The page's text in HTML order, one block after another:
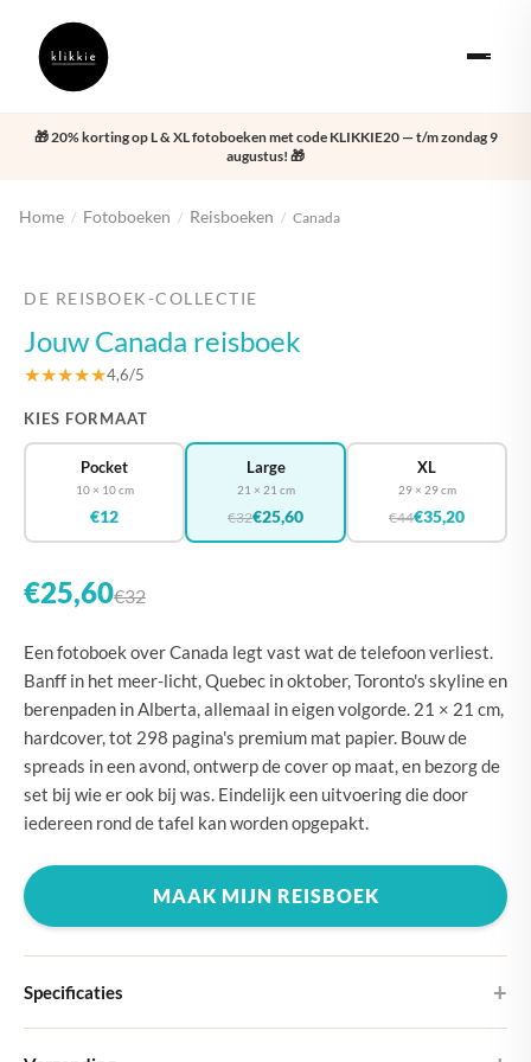
🎁 20% korting op L & XL fotoboeken met code KLIKKIE20 — t/m zondag 9
augustus! 🎁
Home / Fotoboeken / Reisboeken / Canada
DE REISBOEK-COLLECTIE
Jouw Canada reisboek
★★★★★4,6/5
KIES FORMAAT
Pocket
10 × 10 cm
€12
Large
21 × 21 cm
€32€25,60
XL
29 × 29 cm
€44€35,20
€25,60€32
Een fotoboek over Canada legt vast wat de telefoon verliest.
Banff in het meer-licht, Quebec in oktober, Toronto's skyline en
berenpaden in Alberta, allemaal in eigen volgorde. 21 × 21 cm,
hardcover, tot 298 pagina's premium mat papier. Bouw de
spreads in een avond, ontwerp de cover op maat, en bezorg de
set bij wie er ook bij was. Eindelijk een uitvoering die door
iedereen rond de tafel kan worden opgepakt.
MAAK MIJN REISBOEK
Specificaties